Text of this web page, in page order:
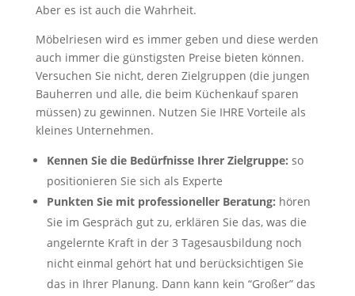
Aber es ist auch die Wahrheit.
Möbelriesen wird es immer geben und diese werden
auch immer die günstigsten Preise bieten können.
Versuchen Sie nicht, deren Zielgruppen (die jungen
Bauherren und alle, die beim Küchenkauf sparen
müssen) zu gewinnen. Nutzen Sie IHRE Vorteile als
kleines Unternehmen.
Kennen Sie die Bedürfnisse Ihrer Zielgruppe: so
positionieren Sie sich als Experte
Punkten Sie mit professioneller Beratung: hören
Sie im Gespräch gut zu, erklären Sie das, was die
angelernte Kraft in der 3 Tagesausbildung noch
nicht einmal gehört hat und berücksichtigen Sie
das in Ihrer Planung. Dann kann kein “Großer” das